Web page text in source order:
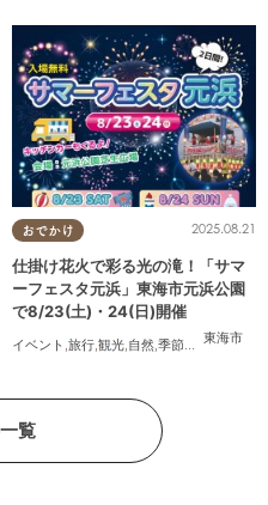
,美浜町
告,夫婦 家族,カップル,おひとりさま,友人
おでかけ
東海市
2025.08.21
仕掛け花火で彩る光の滝！「サマ
ーフェスタ元浜」東海市元浜公園
で8/23(土)・24(日)開催
イベント ,旅行,観光,自然,季節ネタ ,花火
覧